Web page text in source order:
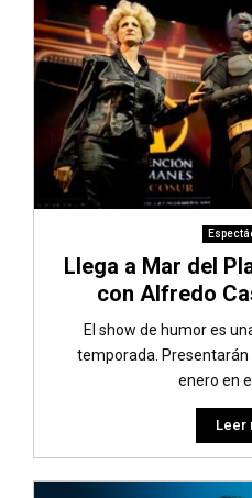
Llega a Mar del
con Alfredo
El show de humor es
temporada.
enero en
Leer